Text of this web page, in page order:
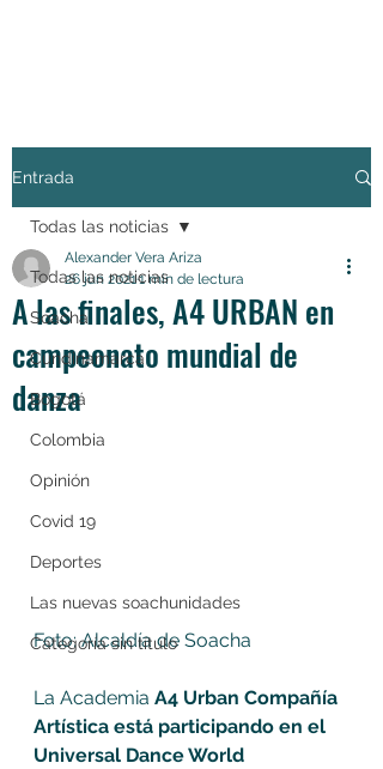
Entrada
Todas las noticias
Soacha
Cundinamarca
Bogotá
Colombia
Opinión
Covid 19
Deportes
Las nuevas soachunidades
Categoría sin título
Todas las noticias
A las finales, A4 URBAN en
campeonato mundial de
danza
Alexander Vera Ariza
26 jun 20211 min de lectura
Foto: Alcaldía de Soacha
La Academia A4 Urban Compañía
Artística está participando en el
Universal Dance World